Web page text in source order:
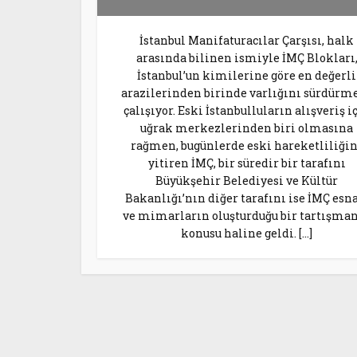
İstanbul Manifaturacılar Çarşısı, halk
arasında bilinen ismiyle İMÇ Blokları,
İstanbul’un kimilerine göre en değerli
arazilerinden birinde varlığını
çalışıyor. Eski İstanbulluların alışveriş
uğrak merkezlerinden biri olmasına
rağmen, bugünlerde eski
yitiren İMÇ, bir süredir bir tarafını
Büyükşehir Belediyesi ve Kültür
Bakanlığı’nın diğer tarafını ise İMÇ
ve mimarların oluşturduğu bir
konusu haline geldi. […]